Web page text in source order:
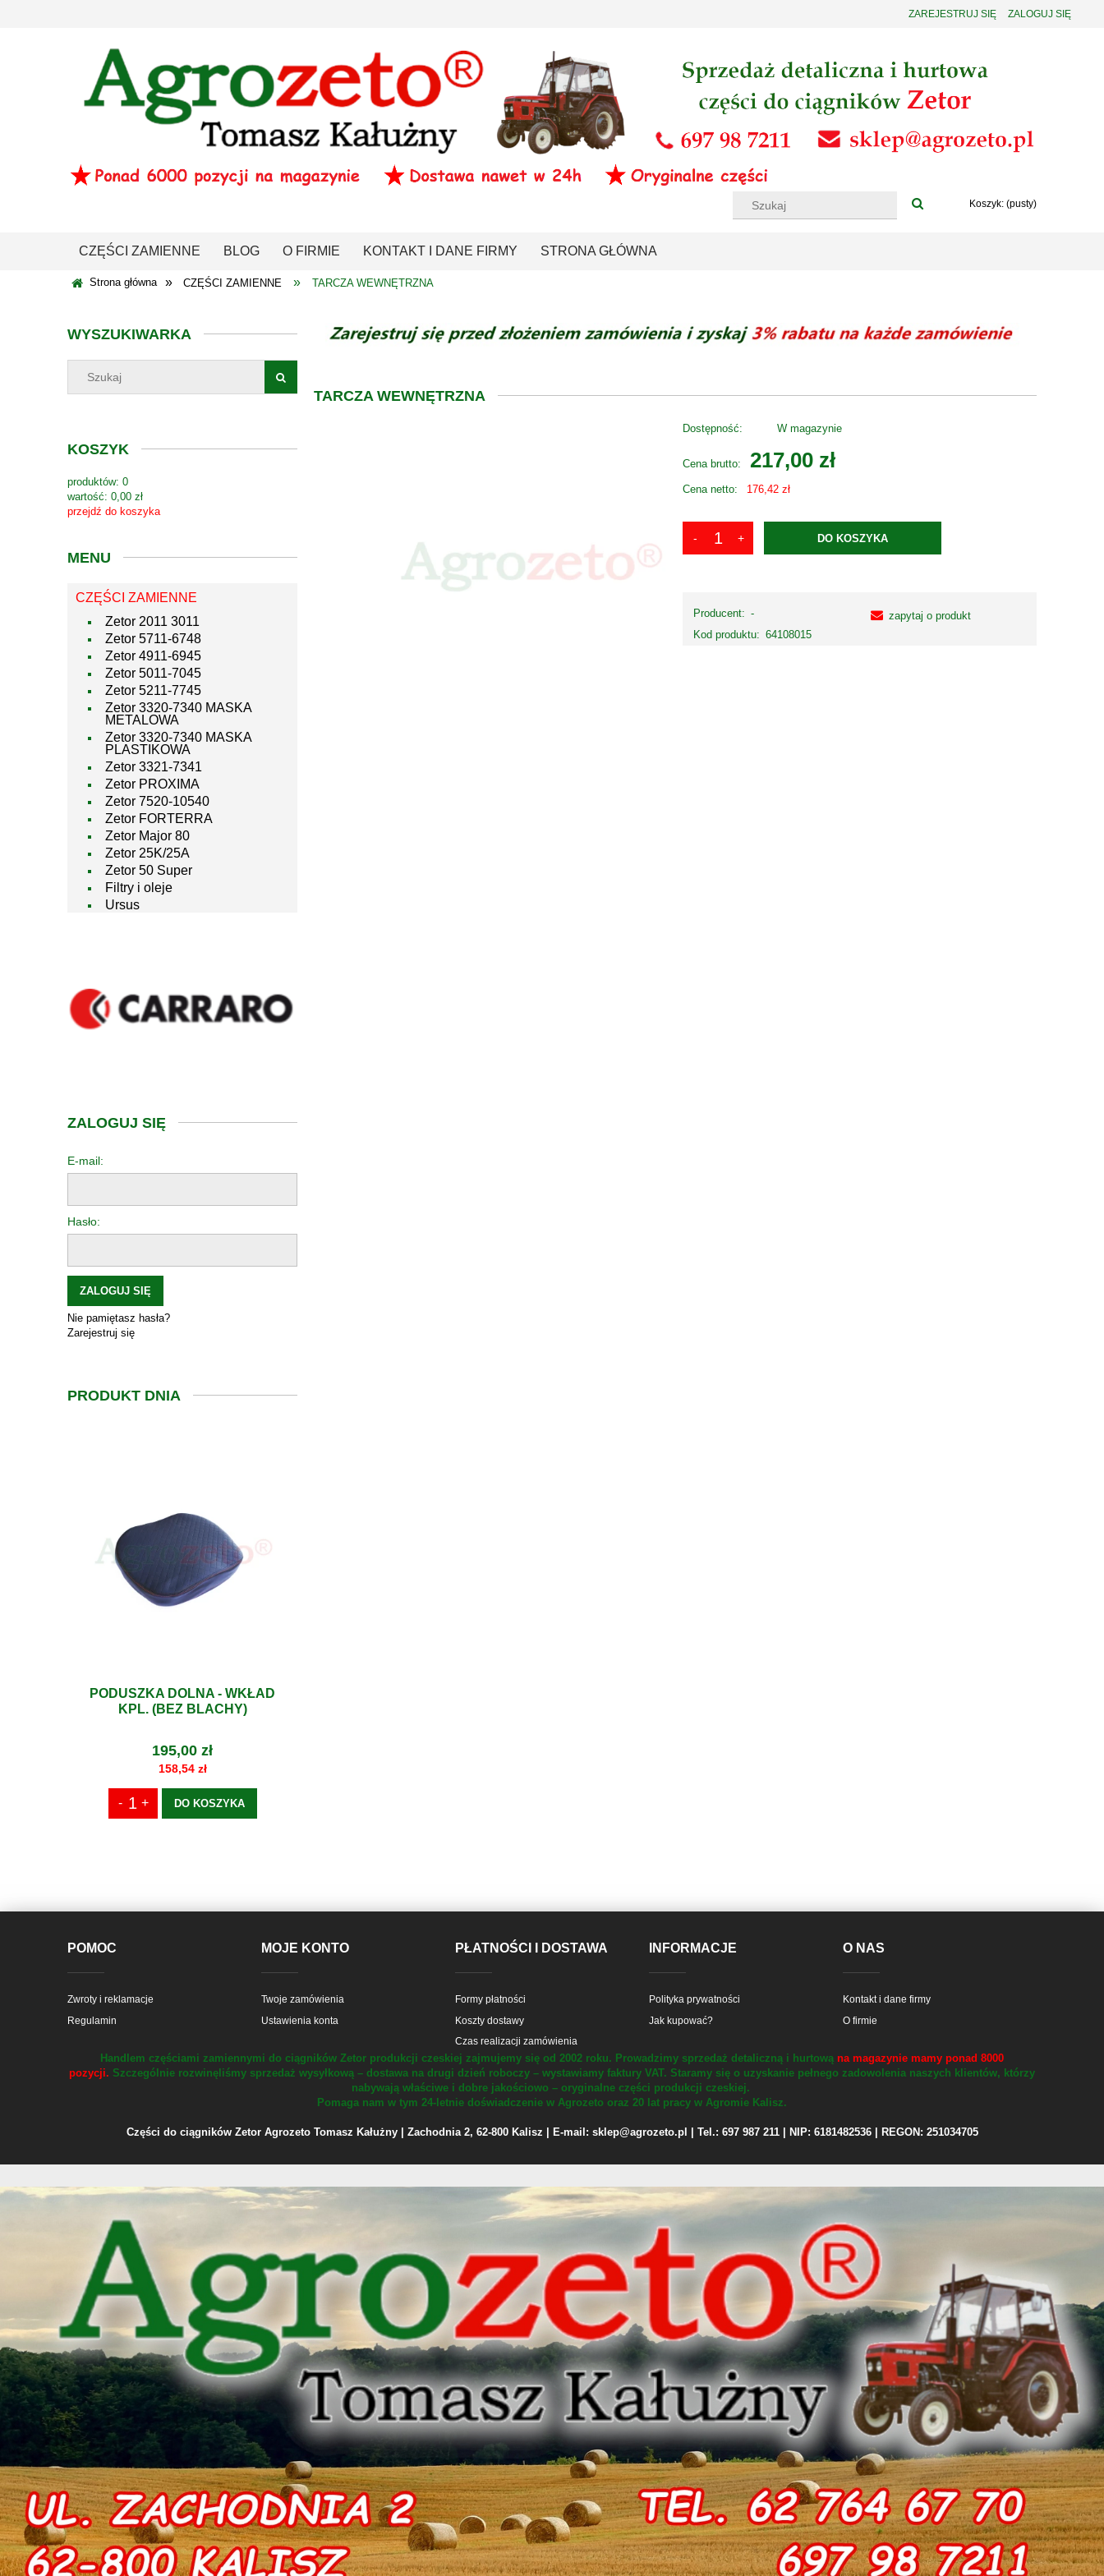
ZAREJESTRUJ SIĘ ZALOGUJ SIĘ
Koszyk: (pusty)
CZĘŚCI ZAMIENNE BLOG O FIRMIE KONTAKT I DANE FIRMY STRONA GŁÓWNA
Strona główna » CZĘŚCI ZAMIENNE » TARCZA WEWNĘTRZNA
WYSZUKIWARKA
KOSZYK
produktów: 0
wartość: 0,00 zł
przejdź do koszyka
MENU
CZĘŚCI ZAMIENNE
Zetor 2011 3011
Zetor 5711-6748
Zetor 4911-6945
Zetor 5011-7045
Zetor 5211-7745
Zetor 3320-7340 MASKA
METALOWA
Zetor 3320-7340 MASKA
PLASTIKOWA
Zetor 3321-7341
Zetor PROXIMA
Zetor 7520-10540
Zetor FORTERRA
Zetor Major 80
Zetor 25K/25A
Zetor 50 Super
Filtry i oleje
Ursus
ZALOGUJ SIĘ
E-mail:
Hasło:
ZALOGUJ SIĘ
Nie pamiętasz hasła?
Zarejestruj się
PRODUKT DNIA
PODUSZKA DOLNA - WKŁAD
KPL. (BEZ BLACHY)
195,00 zł
158,54 zł
DO KOSZYKA
TARCZA WEWNĘTRZNA
Dostępność: W magazynie
Cena brutto: 217,00 zł
Cena netto: 176,42 zł
DO KOSZYKA
Producent: -
Kod produktu: 64108015
zapytaj o produkt
POMOC
Zwroty i reklamacje
Regulamin
MOJE KONTO
Twoje zamówienia
Ustawienia konta
PŁATNOŚCI I DOSTAWA
Formy płatności
Koszty dostawy
Czas realizacji zamówienia
INFORMACJE
Polityka prywatności
Jak kupować?
O NAS
Kontakt i dane firmy
O firmie
Handlem częściami zamiennymi do ciągników Zetor produkcji czeskiej zajmujemy się od 2002 roku. Prowadzimy sprzedaż detaliczną i hurtową na magazynie mamy ponad 8000
pozycji. Szczególnie rozwinęliśmy sprzedaż wysyłkową – dostawa na drugi dzień roboczy – wystawiamy faktury VAT. Staramy się o uzyskanie pełnego zadowolenia naszych klientów, którzy
nabywają właściwe i dobre jakościowo – oryginalne części produkcji czeskiej.
Pomaga nam w tym 24-letnie doświadczenie w Agrozeto oraz 20 lat pracy w Agromie Kalisz.
Części do ciągników Zetor Agrozeto Tomasz Kałużny | Zachodnia 2, 62-800 Kalisz | E-mail: sklep@agrozeto.pl | Tel.: 697 987 211 | NIP: 6181482536 | REGON: 251034705